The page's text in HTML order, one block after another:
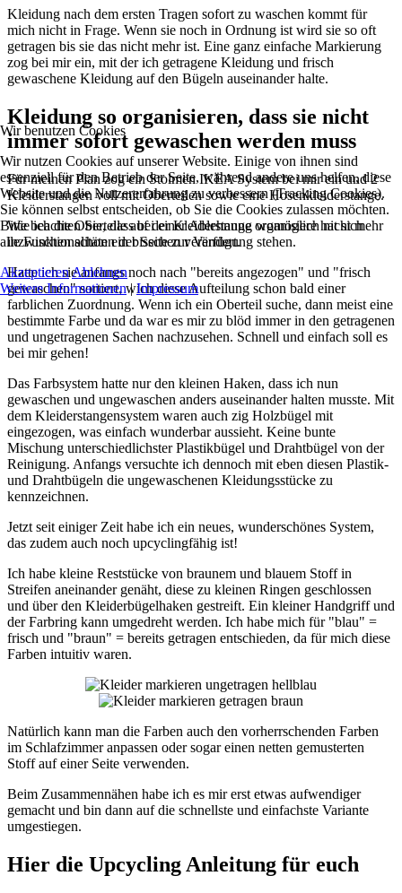
Kleidung nach dem ersten Tragen sofort zu waschen kommt für
mich nicht in Frage. Wenn sie noch in Ordnung ist wird sie so oft
getragen bis sie das nicht mehr ist. Eine ganz einfache Markierung
zog bei mir ein, mit der ich getragene Kleidung und frisch
gewaschene Kleidung auf den Bügeln auseinander halte.
Kleidung so organisieren, dass sie nicht
immer sofort gewaschen werden muss
Für meinen Plan zog ein Stolmen IKEA System bei mir ein und 2
Kleiderstangen voll mit Oberteilen sowie eine Hosenkleiderstange.
Wie ich die Oberteile auf der Kleiderstange organisiere hat sich
inzwischen schon ein bisschen verändert.
Hatte ich sie anfangs noch nach "bereits angezogen" und "frisch
gewaschen" sortiert, wich diese Aufteilung schon bald einer
farblichen Zuordnung. Wenn ich ein Oberteil suche, dann meist eine
bestimmte Farbe und da war es mir zu blöd immer in den getragenen
und ungetragenen Sachen nachzusehen. Schnell und einfach soll es
bei mir gehen!
Das Farbsystem hatte nur den kleinen Haken, dass ich nun
gewaschen und ungewaschen anders auseinander halten musste. Mit
dem Kleiderstangensystem waren auch zig Holzbügel mit
eingezogen, was einfach wunderbar aussieht. Keine bunte
Mischung unterschiedlichster Plastikbügel und Drahtbügel von der
Reinigung. Anfangs versuchte ich dennoch mit eben diesen Plastik-
und Drahtbügeln die ungewaschenen Kleidungsstücke zu
kennzeichnen.
Jetzt seit einiger Zeit habe ich ein neues, wunderschönes System,
das zudem auch noch upcyclingfähig ist!
Ich habe kleine Reststücke von braunem und blauem Stoff in
Streifen aneinander genäht, diese zu kleinen Ringen geschlossen
und über den Kleiderbügelhaken gestreift. Ein kleiner Handgriff und
der Farbring kann umgedreht werden. Ich habe mich für "blau" =
frisch und "braun" = bereits getragen entschieden, da für mich diese
Farben intuitiv waren.
Natürlich kann man die Farben auch den vorherrschenden Farben
im Schlafzimmer anpassen oder sogar einen netten gemusterten
Stoff auf einer Seite verwenden.
Beim Zusammennähen habe ich es mir erst etwas aufwendiger
gemacht und bin dann auf die schnellste und einfachste Variante
umgestiegen.
Hier die Upcycling Anleitung für euch
Wir benutzen Cookies
Wir nutzen Cookies auf unserer Website. Einige von ihnen sind
essenziell für den Betrieb der Seite, während andere uns helfen, diese
Website und die Nutzererfahrung zu verbessern (Tracking Cookies).
Sie können selbst entscheiden, ob Sie die Cookies zulassen möchten.
Bitte beachten Sie, dass bei einer Ablehnung womöglich nicht mehr
alle Funktionalitäten der Seite zur Verfügung stehen.
AkzeptierenAblehnen
Weitere Informationen|Impressum